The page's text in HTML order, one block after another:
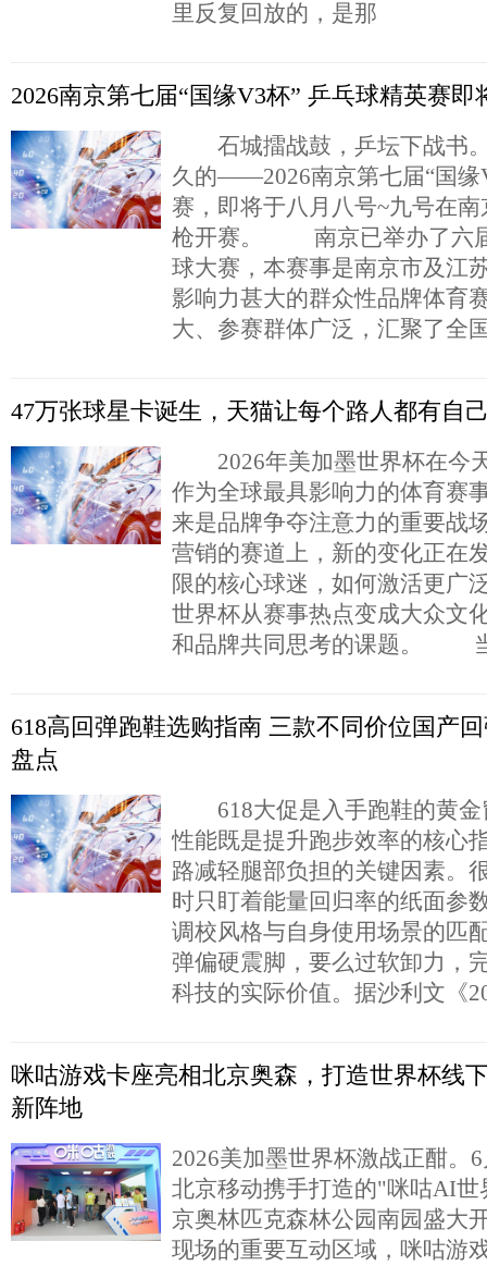
里反复回放的，是那
2026南京第七届“国缘V3杯” 乒乓球精英赛即
石城擂战鼓，乒坛下战书
久的——2026南京第七届“国缘
赛，即将于八月八号~九号在
枪开赛。 南京已举办了六届
球大赛，本赛事是南京市及江
影响力甚大的群众性品牌体育
大、参赛群体广泛，汇聚了全
47万张球星卡诞生，天猫让每个路人都有自
2026年美加墨世界杯在今
作为全球最具影响力的体育赛
来是品牌争夺注意力的重要
营销的赛道上，新的变化正在
限的核心球迷，如何激活更广
世界杯从赛事热点变成大众文
和品牌共同思考的课题。
618高回弹跑鞋选购指南 三款不同价位国产
盘点
618大促是入手跑鞋的黄金
性能既是提升跑步效率的核心
路减轻腿部负担的关键因素。
时只盯着能量回归率的纸面参
调校风格与自身使用场景的匹
弹偏硬震脚，要么过软卸力，
科技的实际价值。据沙利文《
咪咕游戏卡座亮相北京奥森，打造世界杯线
新阵地
2026美加墨世界杯激战正酣。
北京移动携手打造的"咪咕AI
京奥林匹克森林公园南园盛大
现场的重要互动区域，咪咕游